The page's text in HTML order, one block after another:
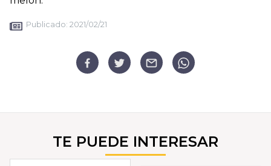
Publicado: 2021/02/21
TE PUEDE INTERESAR